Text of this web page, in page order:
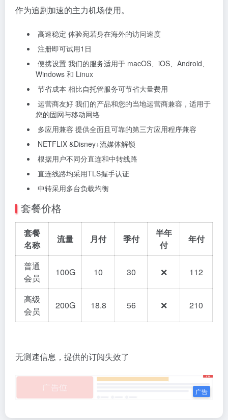
作为追剧加速的主力机场使用。
高速稳定 体验宛若身在海外的访问速度
注册即可试用1日
便携设置 我们的服务适用于 macOS、iOS、Android、
Windows 和 Linux
节省成本 相比自托管服务可节省大量费用
运营商友好 我们的产品和您的当地运营商兼容，适用于
您的固网与移动网络
多应用兼容 提供全面且可靠的第三方应用程序兼容
NETFLIX &Disney+流媒体解锁
根据用户不同分直连和中转线路
直连线路均采用TLS握手认证
中转采用多台负载均衡
套餐价格
套餐
名称
流量 月付 季付
半年
付
年付
普通
会员
100G 10 30 ❌ 112
高级
会员
200G 18.8 56 ❌ 210
无测速信息，提供的订阅失效了